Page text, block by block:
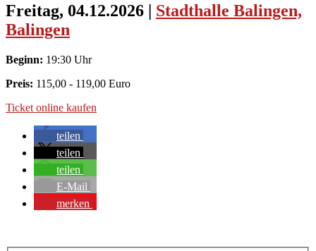
Freitag, 04.12.2026 | Stadthalle Balingen,
Balingen
Beginn: 19:30 Uhr
Preis: 115,00 - 119,00 Euro
Ticket online kaufen
teilen
teilen
teilen
E-Mail
merken